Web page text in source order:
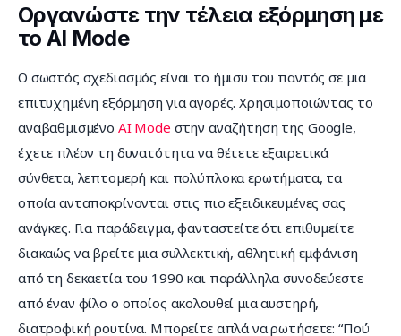
Οργανώστε την τέλεια εξόρμηση με
το AI Mode
Ο σωστός σχεδιασμός είναι το ήμισυ του παντός σε μια
επιτυχημένη εξόρμηση για αγορές. Χρησιμοποιώντας το
αναβαθμισμένο AI Mode στην αναζήτηση της Google,
έχετε πλέον τη δυνατότητα να θέτετε εξαιρετικά
σύνθετα, λεπτομερή και πολύπλοκα ερωτήματα, τα
οποία ανταποκρίνονται στις πιο εξειδικευμένες σας
ανάγκες. Για παράδειγμα, φανταστείτε ότι επιθυμείτε
διακαώς να βρείτε μια συλλεκτική, αθλητική εμφάνιση
από τη δεκαετία του 1990 και παράλληλα συνοδεύεστε
από έναν φίλο ο οποίος ακολουθεί μια αυστηρή,
διατροφική ρουτίνα. Μπορείτε απλά να ρωτήσετε: “Πού